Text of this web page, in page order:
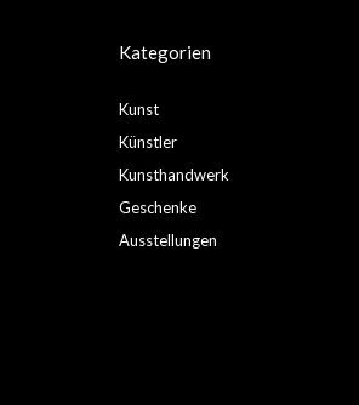
Kategorien
Kunst
Künstler
Kunsthandwerk
Geschenke
Ausstellungen